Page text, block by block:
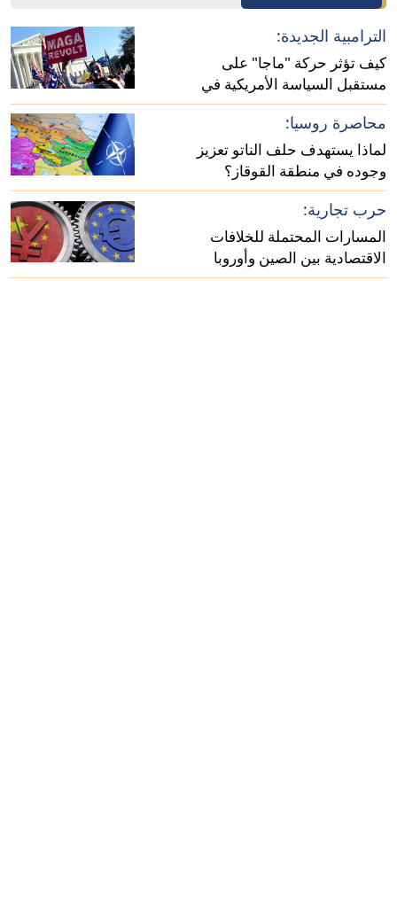
الترامبية الجديدة:
كيف تؤثر حركة "ماجا" على
مستقبل السياسة الأمريكية في
أفريقيا؟
محاصرة روسيا:
لماذا يستهدف حلف الناتو تعزيز
وجوده في منطقة القوقاز؟
حرب تجارية:
المسارات المحتملة للخلافات
الاقتصادية بين الصين وأوروبا